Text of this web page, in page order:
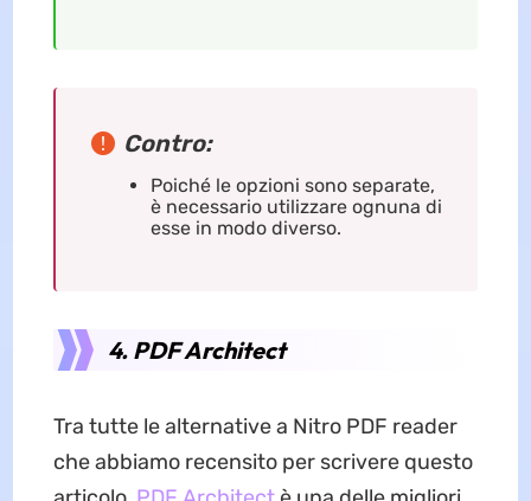
Contro:
Poiché le opzioni sono separate,
è necessario utilizzare ognuna di
esse in modo diverso.
4. PDF Architect
Tra tutte le alternative a Nitro PDF reader
che abbiamo recensito per scrivere questo